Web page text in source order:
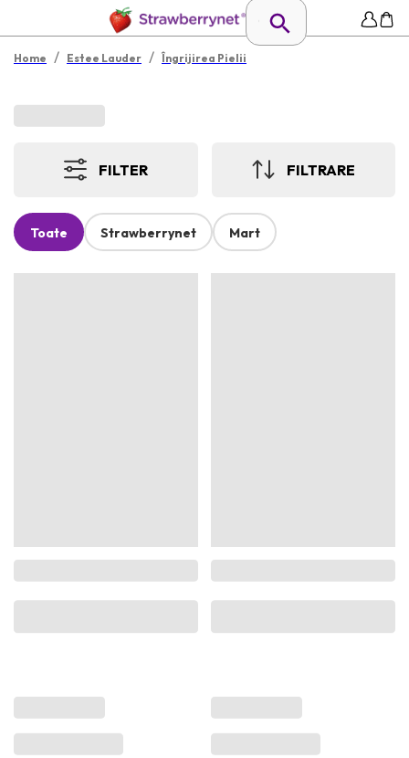
Home / Estee Lauder / Îngrijirea Pielii
FILTER FILTRARE
Toate Strawberrynet Mart